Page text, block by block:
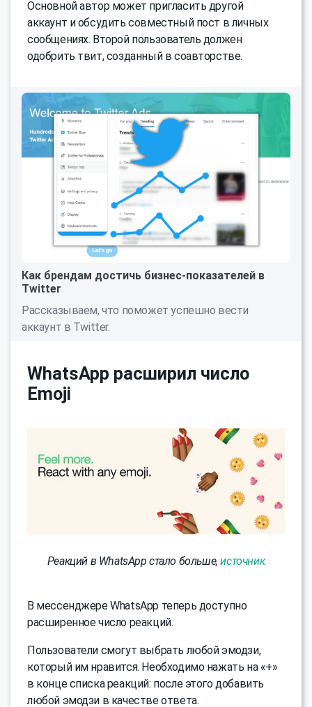
Основной автор может пригласить другой
аккаунт и обсудить совместный пост в личных
сообщениях. Второй пользователь должен
одобрить твит, созданный в соавторстве.
Как брендам достичь бизнес-показателей в
Twitter
Рассказываем, что поможет успешно вести
аккаунт в Twitter.
WhatsApp расширил число
Emoji
Реакций в WhatsApp стало больше,источник
В мессенджере WhatsApp теперь доступно
расширенное число реакций.
Пользователи смогут выбрать любой эмодзи,
который им нравится. Необходимо нажать на «+»
в конце списка реакций: после этого добавить
любой эмодзи в качестве ответа.